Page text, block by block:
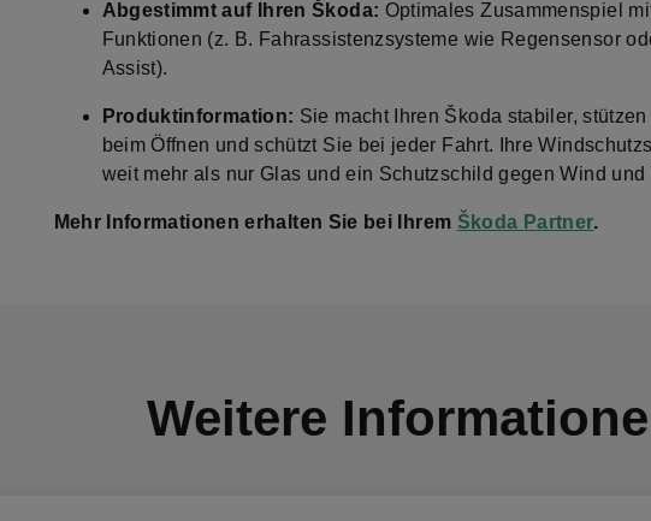
Abgestimmt auf Ihren Škoda: Optimales Zusammenspiel
Funktionen (z. B. Fahrassistenzsysteme wie Regensensor
Assist).
Produktinformation: Sie macht Ihren Škoda stabiler,
beim Öffnen und schützt Sie bei jeder Fahrt. Ihre
weit mehr als nur Glas und ein Schutzschild gegen Wind und
Mehr Informationen erhalten Sie bei Ihrem Škoda Partner.
Weitere